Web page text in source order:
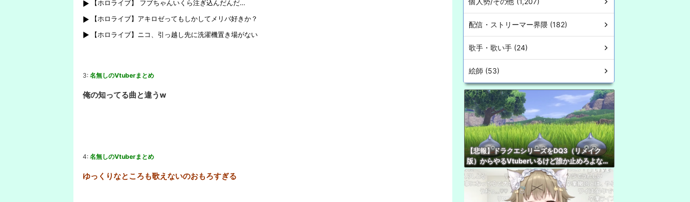
【ホロライブ】 フブちゃんいくら注ぎ込んだんだ…
【ホロライブ】アキロゼってもしかしてメリバ好きか？
【ホロライブ】ニコ、引っ越し先に洗濯機置き場がない
3: 名無しのVtuberまとめ
俺の知ってる曲と違うw
4: 名無しのVtuberまとめ
ゆっくりなところも歌えないのおもろすぎる
配信・ストリーマー界隈 (182)
歌手・歌い手 (24)
絵師 (53)
【悲報】ドラクエシリーズをDQ3（リメイク
版）からやるVtuberいるけど誰か止めろよな…